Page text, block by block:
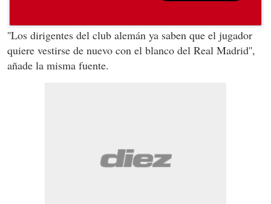
''Los dirigentes del club alemán ya saben que el jugador
quiere vestirse de nuevo con el blanco del Real Madrid'',
añade la misma fuente.